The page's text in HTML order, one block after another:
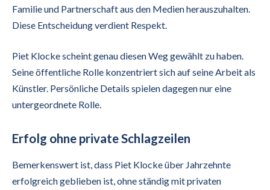
Familie und Partnerschaft aus den Medien herauszuhalten.
Diese Entscheidung verdient Respekt.
Piet Klocke scheint genau diesen Weg gewählt zu haben.
Seine öffentliche Rolle konzentriert sich auf seine Arbeit als
Künstler. Persönliche Details spielen dagegen nur eine
untergeordnete Rolle.
Erfolg ohne private Schlagzeilen
Bemerkenswert ist, dass Piet Klocke über Jahrzehnte
erfolgreich geblieben ist, ohne ständig mit privaten